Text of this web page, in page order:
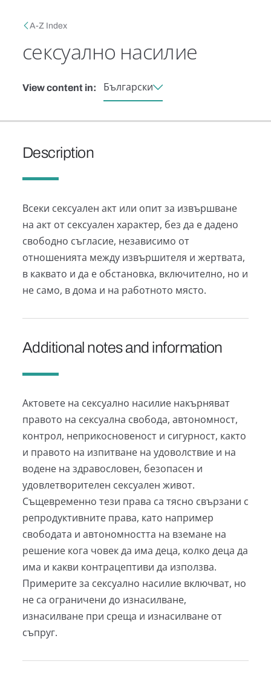
Breadcrumb
A-Z Index
сексуално насилие
View content in: Български
Description
Всеки сексуален акт или опит за извършване
на акт от сексуален характер, без да е дадено
свободно съгласие, независимо от
отношенията между извършителя и жертвата,
в каквато и да е обстановка, включително, но и
не само, в дома и на работното място.
Additional notes and information
Актовете на сексуално насилие накърняват
правото на сексуална свобода, автономност,
контрол, неприкосновеност и сигурност, както
и правото на изпитване на удоволствие и на
водене на здравословен, безопасен и
удовлетворителен сексуален живот.
Същевременно тези права са тясно свързани с
репродуктивните права, като например
свободата и автономността на вземане на
решение кога човек да има деца, колко деца да
има и какви контрацептиви да използва.
Примерите за сексуално насилие включват, но
не са ограничени до изнасилване,
изнасилване при среща и изнасилване от
съпруг.